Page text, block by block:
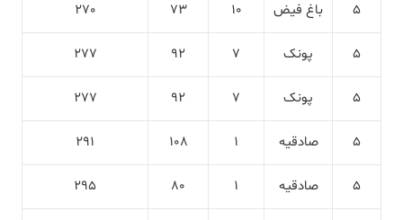
5 باغ فیض 10
73
270
5 پونک 7
92
277
5 پونک 7
92
277
5 صادقیه 1
108
291
5 صادقیه 1
80
295